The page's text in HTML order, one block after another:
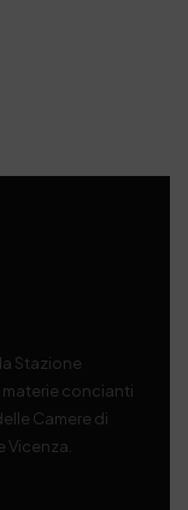
Stazione
materie concianti
Camere di
Vicenza.